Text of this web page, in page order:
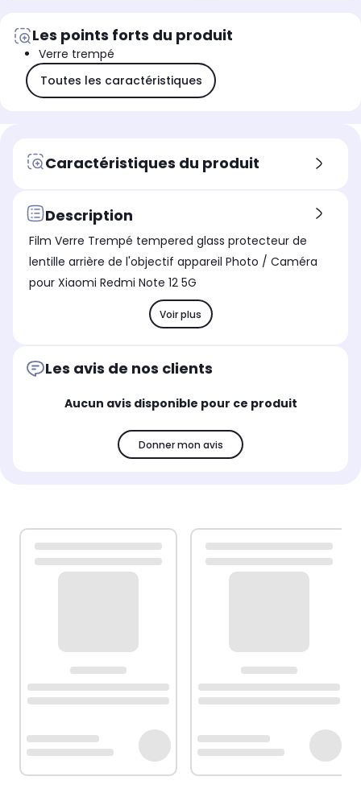
Les points forts du produit
Verre trempé
Toutes les caractéristiques
Caractéristiques du produit
Description
Film Verre Trempé tempered glass protecteur de
lentille arrière de l'objectif appareil Photo / Caméra
pour Xiaomi Redmi Note 12 5G
Voir plus
Les avis de nos clients
Aucun avis disponible pour ce produit
Donner mon avis